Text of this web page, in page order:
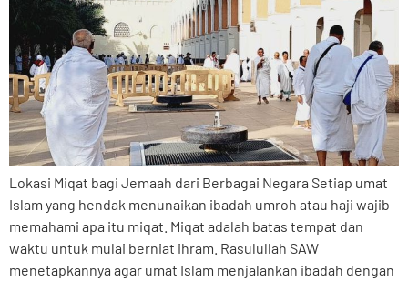
Lokasi Miqat bagi Jemaah dari Berbagai Negara Setiap umat
Islam yang hendak menunaikan ibadah umroh atau haji wajib
memahami apa itu miqat. Miqat adalah batas tempat dan
waktu untuk mulai berniat ihram. Rasulullah SAW
menetapkannya agar umat Islam menjalankan ibadah dengan